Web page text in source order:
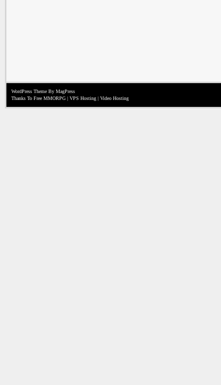
WordPress Theme By MagPress
Thanks To Free MMORPG | VPS Hosting | Video Hosting